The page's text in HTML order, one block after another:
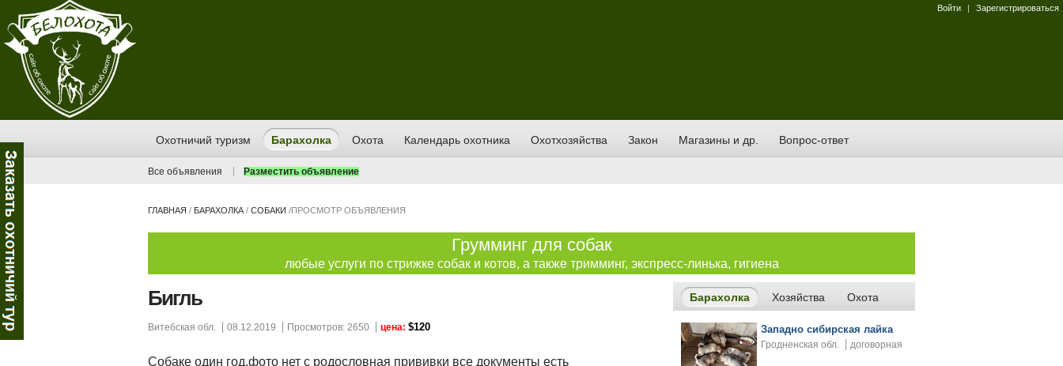
Войти | Зарегистрироваться
Охотничий туризм Барахолка Охота Календарь охотника Охотхозяйства Закон Магазины и др. Вопрос-ответ
Все объявления Разместить объявление
ГЛАВНАЯ / БАРАХОЛКА / СОБАКИ /ПРОСМОТР ОБЪЯВЛЕНИЯ
Грумминг для собак
любые услуги по стрижке собак и котов, а также тримминг, экспресс-линька, гигиена
Бигль
Витебская обл. 08.12.2019 Просмотров: 2650 цена: $120
Собаке один год.фото нет с родословная прививки все документы есть
Барахолка Хозяйства Охота
Западно сибирская лайка
Гродненская обл. договорная